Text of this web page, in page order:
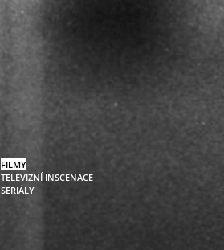
FILMY
TELEVIZNÍ INSCENACE
SERIÁLY